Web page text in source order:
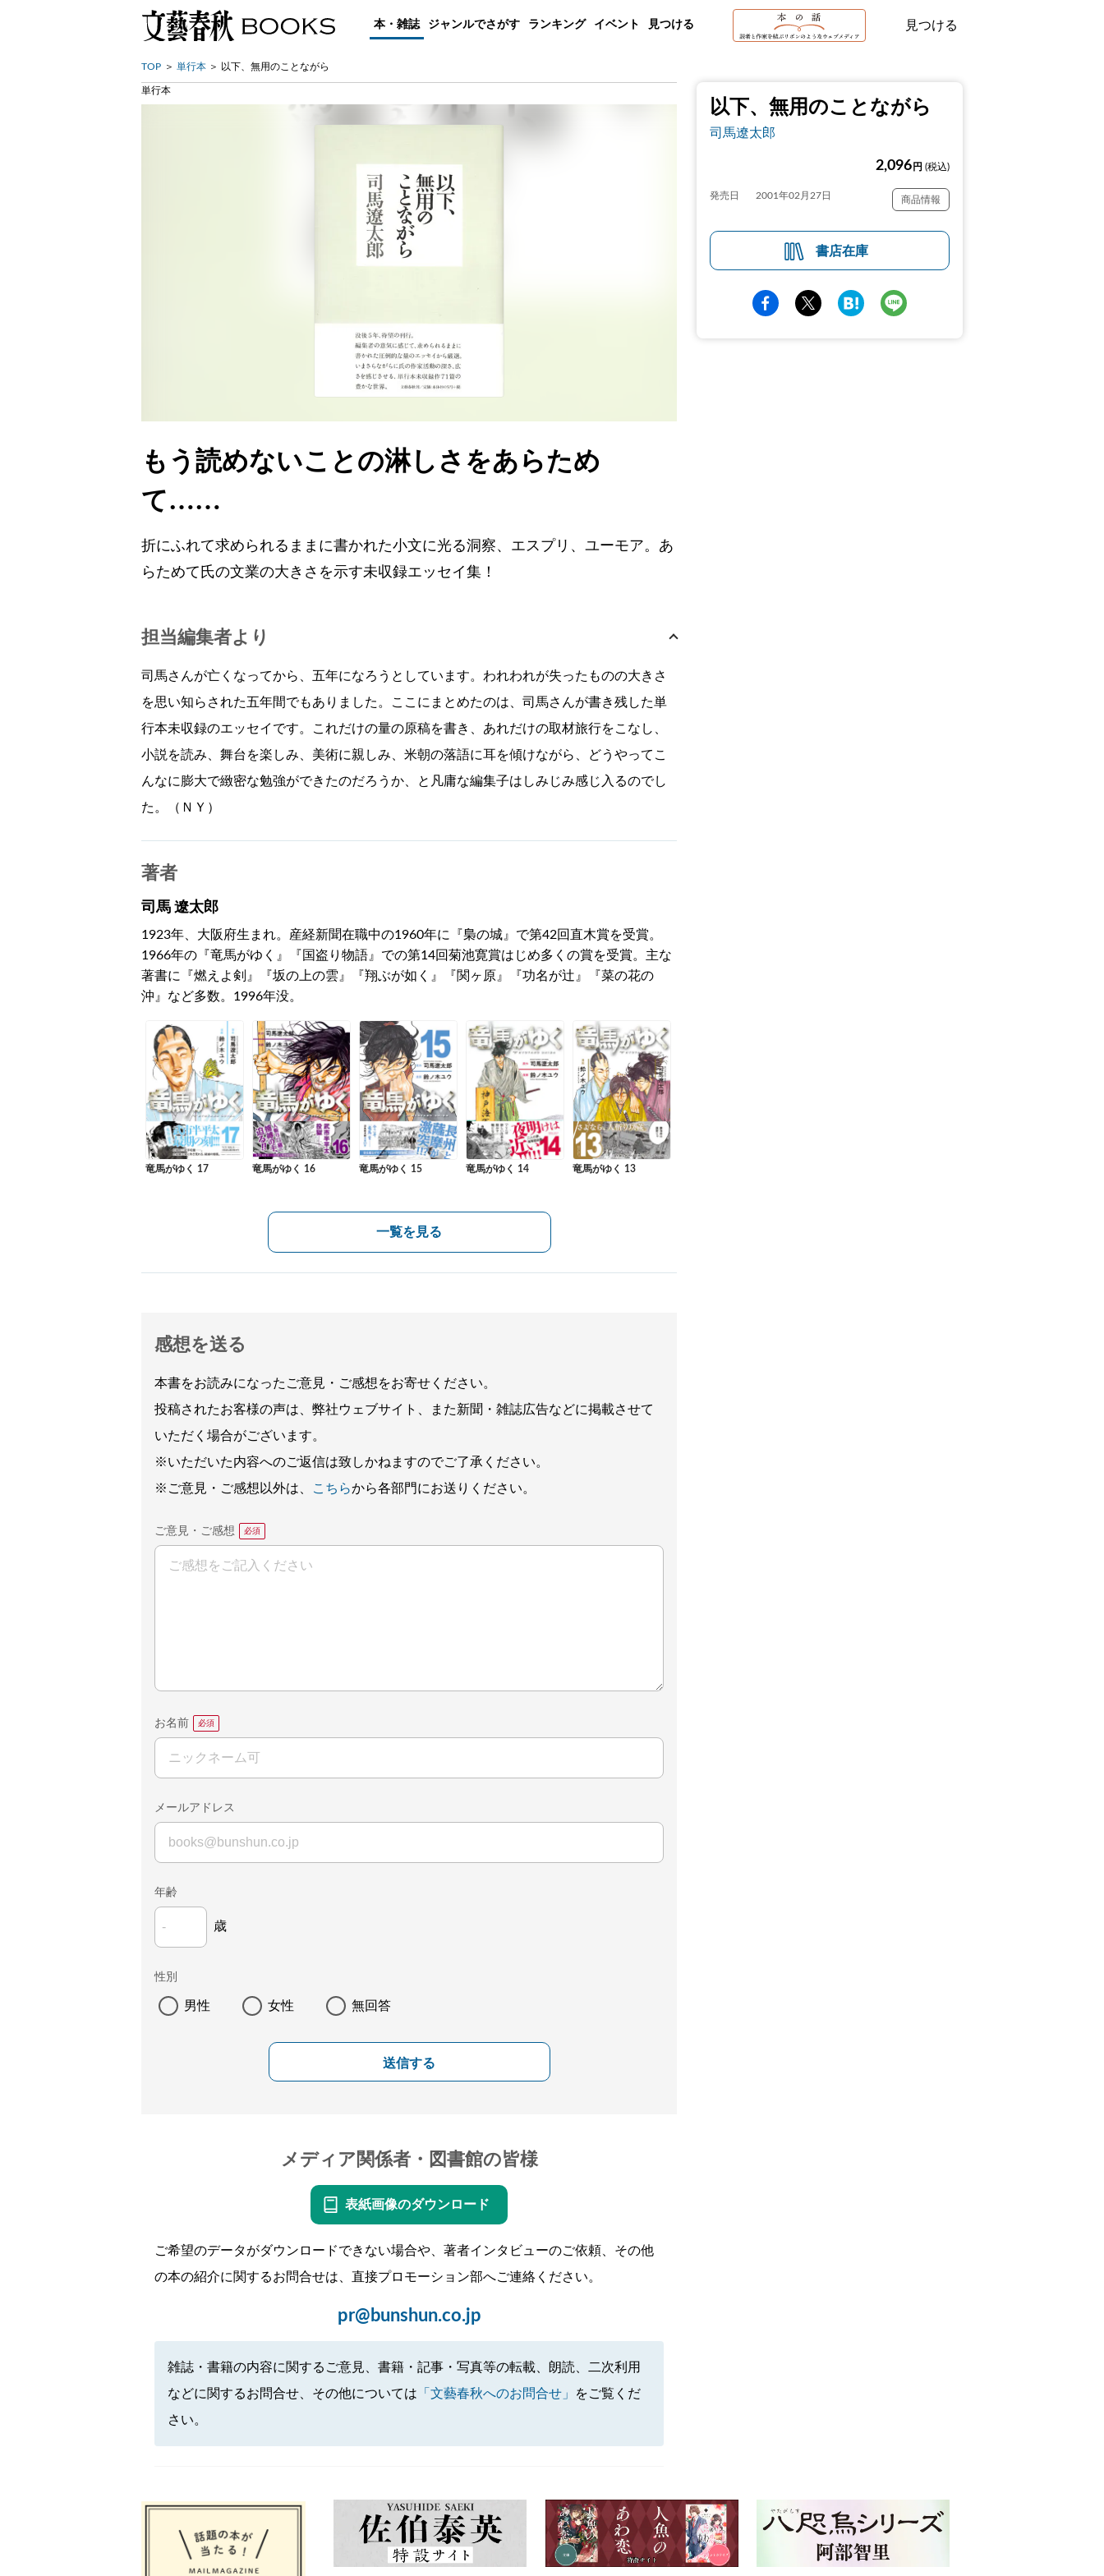
本・雑誌 ジャンルでさがす ランキング イベント 見つける 見つける
TOP 単行本 以下、無用のことながら
以下、無用のことながら
司馬遼太郎
2,096 円 (税込)
発売日 2001年02月27日 商品情報
書店在庫
単行本
もう読めないことの淋しさをあらため
て……
折にふれて求められるままに書かれた小文に光る洞察、エスプリ、ユーモア。あ
らためて氏の文業の大きさを示す未収録エッセイ集！
担当編集者より
司馬さんが亡くなってから、五年になろうとしています。われわれが失ったものの大きさ
を思い知らされた五年間でもありました。ここにまとめたのは、司馬さんが書き残した単
行本未収録のエッセイです。これだけの量の原稿を書き、あれだけの取材旅行をこなし、
小説を読み、舞台を楽しみ、美術に親しみ、米朝の落語に耳を傾けながら、どうやってこ
んなに膨大で緻密な勉強ができたのだろうか、と凡庸な編集子はしみじみ感じ入るのでし
た。（ＮＹ）
著者
司馬 遼太郎
1923年、大阪府生まれ。産経新聞在職中の1960年に『梟の城』で第42回直木賞を受賞。
1966年の『竜馬がゆく』『国盗り物語』での第14回菊池寛賞はじめ多くの賞を受賞。主な
著書に『燃えよ剣』『坂の上の雲』『翔ぶが如く』『関ヶ原』『功名が辻』『菜の花の
沖』など多数。1996年没。
竜馬がゆく 17 竜馬がゆく 16 竜馬がゆく 15 竜馬がゆく 14 竜馬がゆく 13
一覧を見る
感想を送る
本書をお読みになったご意見・ご感想をお寄せください。
投稿されたお客様の声は、弊社ウェブサイト、また新聞・雑誌広告などに掲載させて
いただく場合がございます。
※いただいた内容へのご返信は致しかねますのでご了承ください。
※ご意見・ご感想以外は、
こちらから各部門にお送りください。
ご意見・ご感想
お名前
メールアドレス
年齢
歳
性別
男性 女性 無回答
送信する
メディア関係者・図書館の皆様
表紙画像のダウンロード
ご希望のデータがダウンロードできない場合や、著者インタビューのご依頼、その他
の本の紹介に関するお問合せは、直接プロモーション部へご連絡ください。
pr@bunshun.co.jp
雑誌・書籍の内容に関するご意見、書籍・記事・写真等の転載、朗読、二次利用
などに関するお問合せ、その他については 「文藝春秋へのお問合せ」
をご覧くだ
さい。